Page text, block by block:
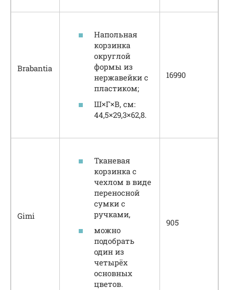
Brabantia
Напольная
корзинка
округлой
формы из
нержавейки с
пластиком;
Ш×Г×В, см:
44,5×29,3×62,8.
16990
Gimi
Тканевая
корзинка с
чехлом в виде
переносной
сумки с
ручками,
можно
подобрать
один из
четырёх
основных
цветов.
905